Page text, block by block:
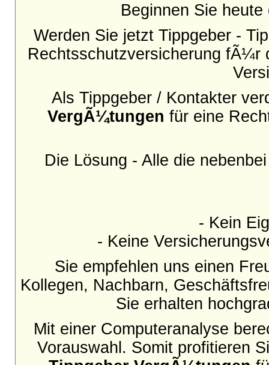
Beginnen Sie
Werden Sie jetzt Tippgeber -
Rechtsschutzversicherung fÃ¼r
Als Tippgeber / Kontakter
VergÃ¼tungen für eine
Die Lösung - Alle die
- Kein
- Keine
Sie empfehlen uns einen
Kollegen, Nachbarn,
Sie erhalten
Mit einer Computeranalyse
Vorauswahl. Somit profitieren